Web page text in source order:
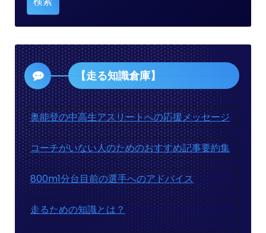
【走る知識倉庫】
奥能登の中高生アスリートへの応援メッセージ
コーチがいない人のためのおすすめ記事要約集
800m1分台目前の選手へのアドバイス
走るための知識とは？